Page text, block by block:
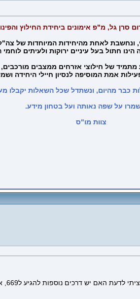
של חיל האוויר הישראלי, ונחשבת לאחת
חתול בעל עיניים ירוקות ולעיתים
של חילוצי אזרחים ממצבים
אמת המוסיפה לנסיון חיילי היחידה
כבר מהיום, ונשתדל שכל השאלות יקבלו
על שפה נאותה ועל בטחון מידע.
צוות מו"ס